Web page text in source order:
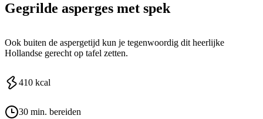
Gegrilde asperges met spek
Ook buiten de aspergetijd kun je tegenwoordig dit heerlijke
Hollandse gerecht op tafel zetten.
410 kcal
30 min. bereiden